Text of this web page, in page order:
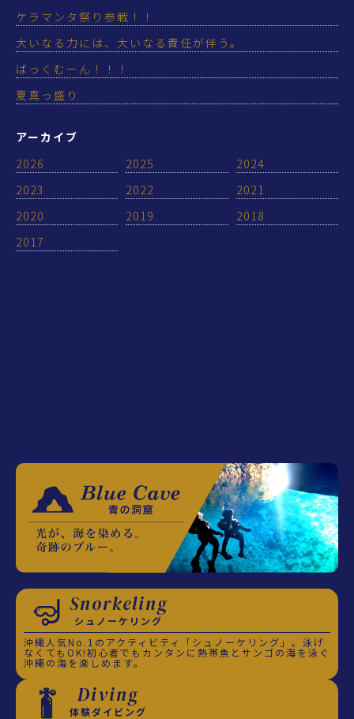
ケラマンタ祭り参戦！！
大いなる力には、大いなる責任が伴う。
ばっくむーん！！！
夏真っ盛り
アーカイブ
2026
2025
2024
2023
2022
2021
2020
2019
2018
2017
Snorkeling
シュノーケリング
沖縄人気No.1のアクティビティ「シュノーケリング」。泳げ
なくてもOK!初心者でもカンタンに熱帯魚とサンゴの海を泳ぐ
沖縄の海を楽しめます。
Diving
体験ダイビング